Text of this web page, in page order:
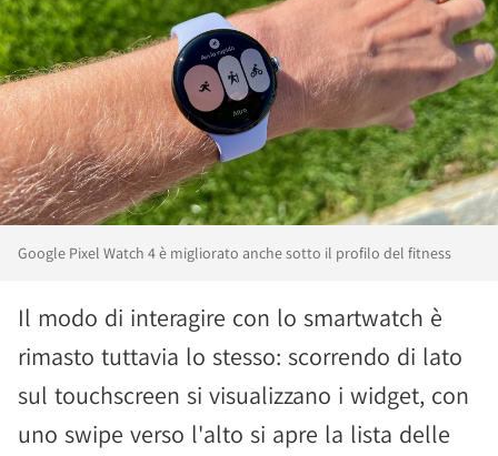
Google Pixel Watch 4 è migliorato anche sotto il profilo del fitness
Il modo di interagire con lo smartwatch è
rimasto tuttavia lo stesso: scorrendo di lato
sul touchscreen si visualizzano i widget, con
uno swipe verso l'alto si apre la lista delle